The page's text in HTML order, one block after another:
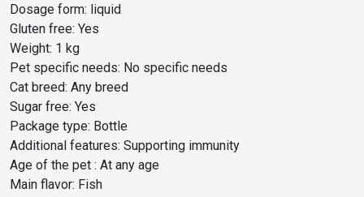
Dosage form: liquid
Gluten free: Yes
Weight: 1 kg
Pet specific needs: No specific needs
Cat breed: Any breed
Sugar free: Yes
Package type: Bottle
Additional features: Supporting immunity
Age of the pet : At any age
Main flavor: Fish